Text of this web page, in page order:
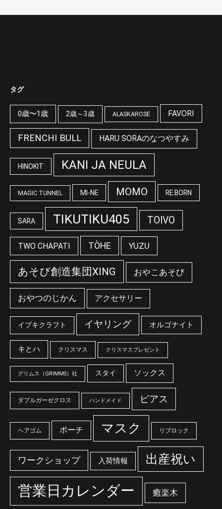
タグ
0歳〜1歳 2歳～3歳 ALASKAROSE FAVORI
FRENCHI BULL HARU SORAのなつやすみ
HINOKIT KANI JA NEULA
MAGIC TUNNEL MI-NE MOMO RE.BORN
SARA TIKUTIKU405 TOIVO
TWO CHAPATI TÒHE YUZU
あそび創造集団XING おやこあそび
おやつのじかん アクセサリー
イブキクラフト イヤリング オルゴナイト
キとハ クリスマス クリスマスプレゼント
グリムス（GRIMMS）社 スタイ ソックス
ダブルガーゼクロス ハンドメイド ピアス
ヘアゴム ポーチ マスク リブロック
ワークショップ 入荷情報 出産祝い
営業日カレンダー 癒楽木